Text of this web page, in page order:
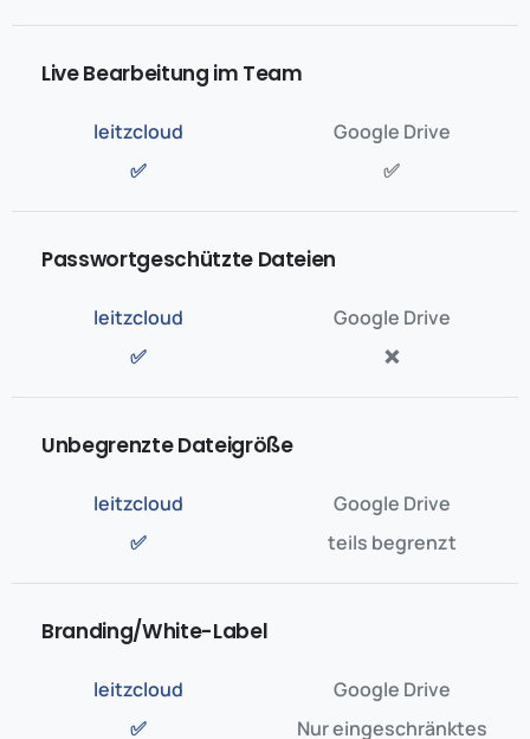
Live Bearbeitung im Team
✅ ✅
Passwortgeschützte Dateien
✅ ❌
Unbegrenzte Dateigröße
✅ teils begrenzt
Branding/White-Label
✅
Nur eingeschränktes